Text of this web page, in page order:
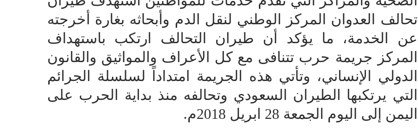
تحالف العدوان المركز الوطني لنقل الدم وأبحاثه بغارة أخرجته
عن الخدمة، ما يؤكد أن طيران التحالف ارتكب باستهداف
المركز جريمة حرب تتنافى مع كل الأعراف والمواثيق والقانون
الدولي الإنساني، وتأتي هذه الجريمة امتداداً لسلسلة الجرائم
التي يرتكبها الطيران السعودي وتحالفه منذ بداية الحرب على
اليمن إلى اليوم الجمعة 28 ابريل 2018م.